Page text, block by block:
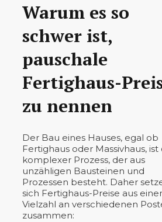
Warum es so
schwer ist,
pauschale
Fertighaus-
zu nennen
Der Bau eines Hauses, egal ob
Fertighaus oder Massivhaus, ist
komplexer Prozess, der aus
unzähligen Bausteinen und
Prozessen besteht. Daher
sich Fertighaus-Preise aus einer
Vielzahl an verschiedenen
zusammen: